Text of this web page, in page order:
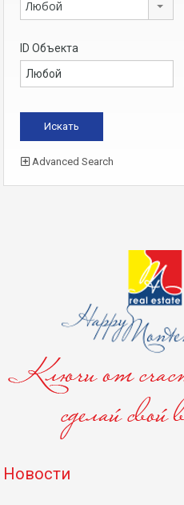
Любой
ID Объекта
Advanced Search
Новости